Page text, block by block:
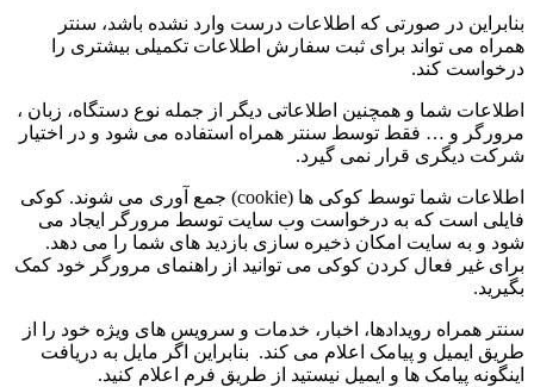
بنابراین در صورتی که اطلاعات درست وارد نشده باشد، سنتر
همراه می تواند برای ثبت سفارش اطلاعات تکمیلی بیشتری را
درخواست کند.
اطلاعات شما و همچنین اطلاعاتی دیگر از جمله نوع دستگاه، زبان ،
مرورگر و … فقط توسط سنتر همراه استفاده می شود و در اختیار
شرکت دیگری قرار نمی گیرد.
اطلاعات شما توسط کوکی ها (cookie) جمع آوری می شوند. کوکی
فایلی است که به درخواست وب سایت توسط مرورگر ایجاد می
شود و به سایت امکان ذخیره سازی بازدید های شما را می دهد.
برای غیر فعال کردن کوکی می توانید از راهنمای مرورگر خود کمک
بگیرید.
سنتر همراه رویدادها، اخبار، خدمات و سرویس های ویژه خود را از
طریق ایمیل و پیامک اعلام می کند. بنابراین اگر مایل به دریافت
اینگونه پیامک ها و ایمیل نیستید از طریق فرم اعلام کنید.